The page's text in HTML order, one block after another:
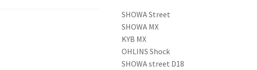
SHOWA Street
SHOWA MX
KYB MX
OHLINS Shock
SHOWA street D18